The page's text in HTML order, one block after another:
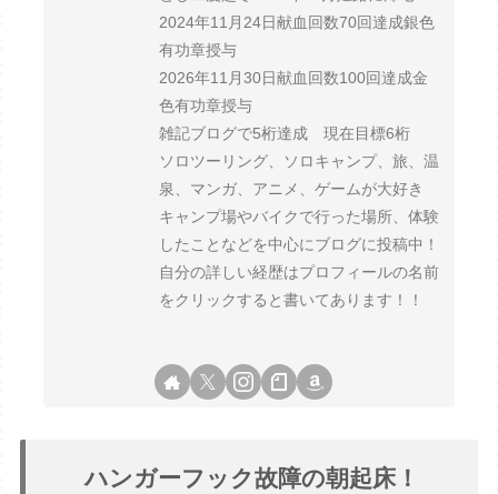
2024年11月24日献血回数70回達成銀色
有功章授与
2026年11月30日献血回数100回達成金
色有功章授与
雑記ブログで5桁達成 現在目標6桁
ソロツーリング、ソロキャンプ、旅、温
泉、マンガ、アニメ、ゲームが大好き
キャンプ場やバイクで行った場所、体験
したことなどを中心にブログに投稿中！
自分の詳しい経歴はプロフィールの名前
をクリックすると書いてあります！！
ハンガーフック故障の朝起床！